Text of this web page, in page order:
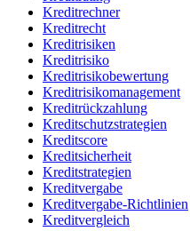
Kreditrechner
Kreditrecht
Kreditrisiken
Kreditrisiko
Kreditrisikobewertung
Kreditrisikomanagement
Kreditrückzahlung
Kreditschutzstrategien
Kreditscore
Kreditsicherheit
Kreditstrategien
Kreditvergabe
Kreditvergabe-Richtlinien
Kreditvergleich